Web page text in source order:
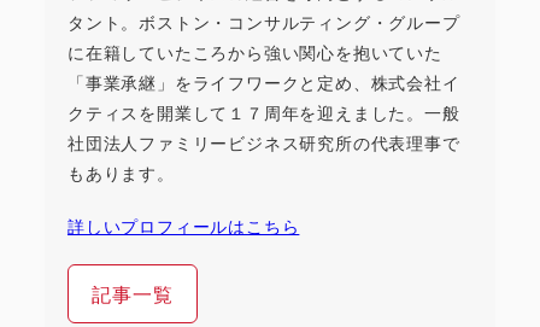
タント。ボストン・コンサルティング・グループ
に在籍していたころから強い関心を抱いていた
「事業承継」をライフワークと定め、株式会社イ
クティスを開業して１７周年を迎えました。一般
社団法人ファミリービジネス研究所の代表理事で
もあります。
詳しいプロフィールはこちら
記事一覧